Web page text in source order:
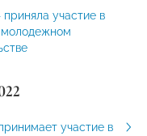
участие в
молодежном
участие в